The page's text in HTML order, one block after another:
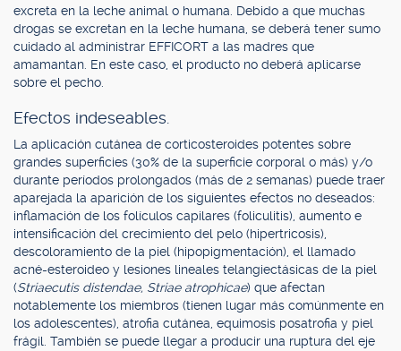
excreta en la leche animal o humana. Debido a que muchas
drogas se excretan en la leche humana, se deberá tener sumo
cuidado al administrar EFFICORT a las madres que
amamantan. En este caso, el producto no deberá aplicarse
sobre el pecho.
Efectos indeseables.
La aplicación cutánea de corticosteroides potentes sobre
grandes superficies (30% de la superficie corporal o más) y/o
durante períodos prolongados (más de 2 semanas) puede traer
aparejada la aparición de los siguientes efectos no deseados:
inflamación de los folículos capilares (foliculitis), aumento e
intensificación del crecimiento del pelo (hipertricosis),
descoloramiento de la piel (hipopigmentación), el llamado
acné-esteroideo y lesiones lineales telangiectásicas de la piel
(Striaecutis distendae, Striae atrophicae) que afectan
notablemente los miembros (tienen lugar más comúnmente en
los adolescentes), atrofia cutánea, equimosis posatrofia y piel
frágil. También se puede llegar a producir una ruptura del eje